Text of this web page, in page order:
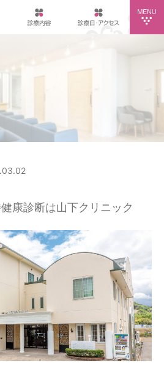
康診断は山下クリニック